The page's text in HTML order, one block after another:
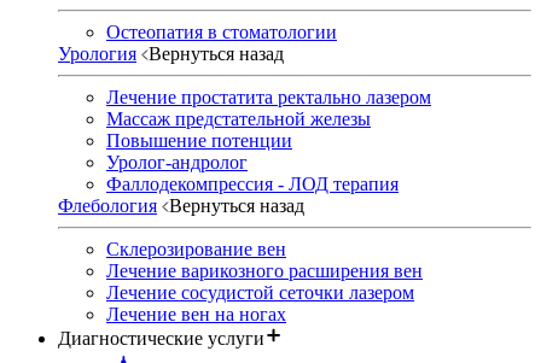
Остеопатия в стоматологии
Урология Вернуться назад
Лечение простатита ректально лазером
Массаж предстательной железы
Повышение потенции
Уролог-андролог
Фаллодекомпрессия - ЛОД терапия
Флебология Вернуться назад
Склерозирование вен
Лечение варикозного расширения вен
Лечение сосудистой сеточки лазером
Лечение вен на ногах
Диагностические услуги